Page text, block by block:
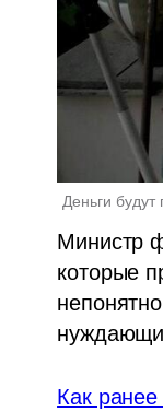
Деньги
Министр
которые
Как